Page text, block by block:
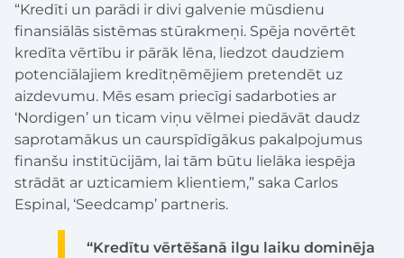
“Kredīti un parādi ir divi galvenie mūsdienu
finansiālās sistēmas stūrakmeņi. Spēja novērtēt
kredīta vērtību ir pārāk lēna, liedzot daudziem
potenciālajiem kredītņēmējiem pretendēt uz
aizdevumu. Mēs esam priecīgi sadarboties ar
‘Nordigen’ un ticam viņu vēlmei piedāvāt daudz
saprotamākus un caurspīdīgākus pakalpojumus
finanšu institūcijām, lai tām būtu lielāka iespēja
strādāt ar uzticamiem klientiem,” saka Carlos
Espinal, ‘Seedcamp’ partneris.
“Kredītu vērtēšanā ilgu laiku dominēja